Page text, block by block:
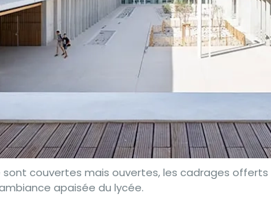
sont couvertes mais ouvertes, les cadrages
apaisée du lycée.